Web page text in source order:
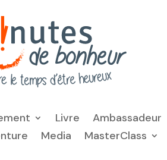
Livre Ambassadeur
Media MasterClass